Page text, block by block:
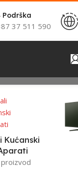
Podrška
37 511 590
Kućanski